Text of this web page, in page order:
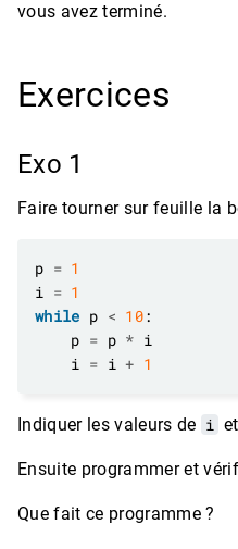
vous avez terminé.
Exercices
Exo 1
Faire tourner sur feuille la
p = 1
i = 1
while p < 10
    p
= p *
    i
= i + 1
Indiquer les valeurs de i
Ensuite programmer et
Que fait ce programme ?